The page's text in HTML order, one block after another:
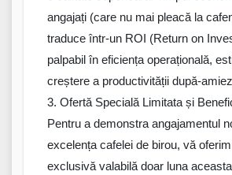
angajați (care nu mai pleacă la
traduce într-un ROI (Return on
palpabil în eficiența operațională,
creștere a productivității după-
3. Ofertă Specială Limitata și
Pentru a demonstra angajamentul
excelența cafelei de birou, vă
exclusivă valabilă doar luna